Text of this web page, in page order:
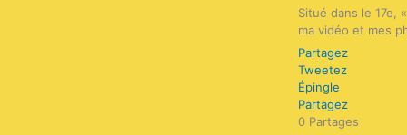
Situé dans le 17e,
ma vidéo et mes
Partagez
Tweetez
Épingle
Partagez
0 Partages